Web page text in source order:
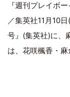
『週刊プレイボ
／集英社11月10
号』(集英社)に、
は、花咲楓香・